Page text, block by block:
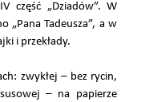
część „Dziadów”. W
„Pana Tadeusza”, a w
i przekłady.
zwykłej – bez rycin,
– na papierze